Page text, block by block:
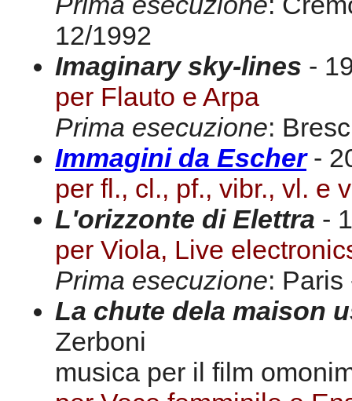
12/1992
Imaginary sky-lines -
per Flauto e Arpa
Prima esecuzione:
Immagini da Escher-
per fl., cl., pf., vibr., vl. e
L'orizzonte di Elettra -
per Viola, Live
Prima esecuzione: Paris
La chute dela maison
Zerboni
musica per il film